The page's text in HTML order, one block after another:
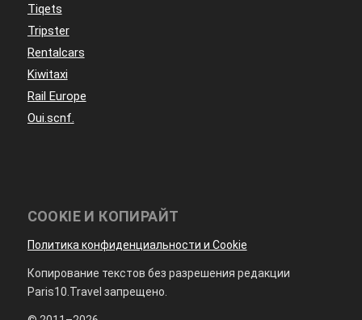
Tiqets
Tripster
Rentalcars
Kiwitaxi
Rail Europe
Oui.scnf.
COOKIE И КОПИРАЙТ
Политика конфиденциальности и Cookie
Копирование текстов без разрешения редакции
Paris10.Travel запрещено.